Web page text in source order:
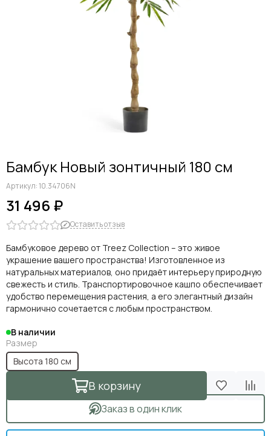
Бамбук Новый зонтичный 180 см
Артикул:10.34706N
31 496 ₽
Оставить отзыв
Бамбуковое дерево от Treez Collection – это живое
украшение вашего пространства! Изготовленное из
натуральных материалов, оно придаёт интерьеру природную
свежесть и стиль. Транспортировочное кашпо обеспечивает
удобство перемещения растения, а его элегантный дизайн
гармонично сочетается с любым пространством.
В наличии
Размер
Высота 180 см
В корзину
Заказ в один клик